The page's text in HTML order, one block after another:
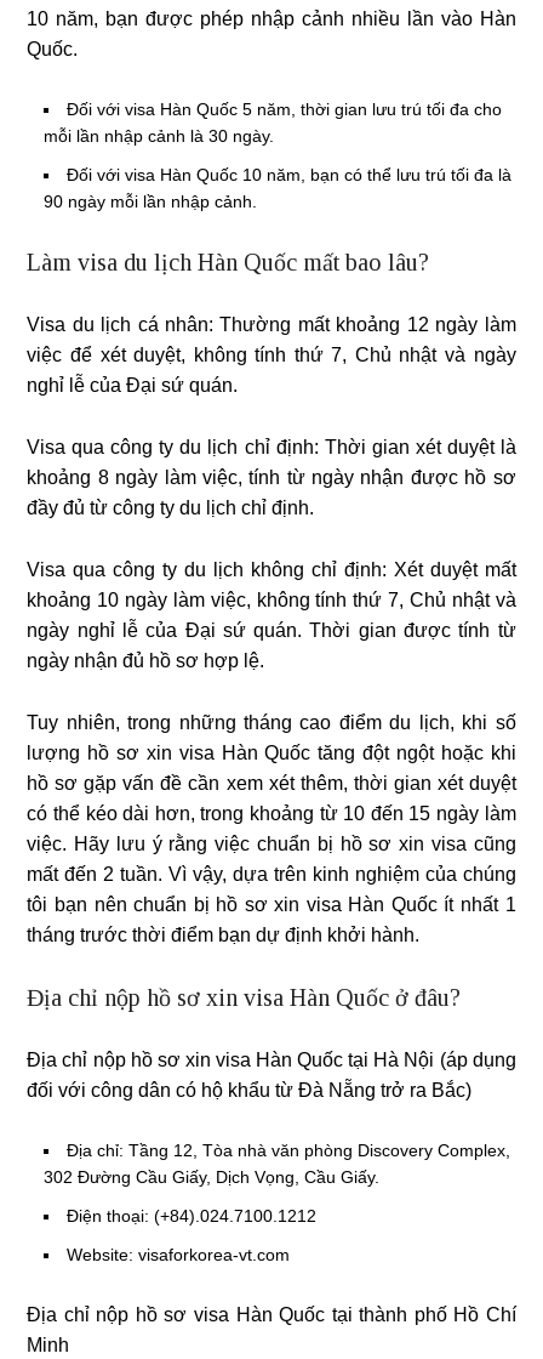
10 năm, bạn được phép nhập cảnh nhiều lần vào Hàn
Quốc.
Đối với visa Hàn Quốc 5 năm, thời gian lưu trú tối đa cho
mỗi lần nhập cảnh là 30 ngày.
Đối với visa Hàn Quốc 10 năm, bạn có thể lưu trú tối đa là
90 ngày mỗi lần nhập cảnh.
Làm visa du lịch Hàn Quốc mất bao lâu?
Visa du lịch cá nhân: Thường mất khoảng 12 ngày làm
việc để xét duyệt, không tính thứ 7, Chủ nhật và ngày
nghỉ lễ của Đại sứ quán.
Visa qua công ty du lịch chỉ định: Thời gian xét duyệt là
khoảng 8 ngày làm việc, tính từ ngày nhận được hồ sơ
đầy đủ từ công ty du lịch chỉ định.
Visa qua công ty du lịch không chỉ định: Xét duyệt mất
khoảng 10 ngày làm việc, không tính thứ 7, Chủ nhật và
ngày nghỉ lễ của Đại sứ quán. Thời gian được tính từ
ngày nhận đủ hồ sơ hợp lệ.
Tuy nhiên, trong những tháng cao điểm du lịch, khi số
lượng hồ sơ xin visa Hàn Quốc tăng đột ngột hoặc khi
hồ sơ gặp vấn đề cần xem xét thêm, thời gian xét duyệt
có thể kéo dài hơn, trong khoảng từ 10 đến 15 ngày làm
việc. Hãy lưu ý rằng việc chuẩn bị hồ sơ xin visa cũng
mất đến 2 tuần. Vì vậy, dựa trên kinh nghiệm của chúng
tôi bạn nên chuẩn bị hồ sơ xin visa Hàn Quốc ít nhất 1
tháng trước thời điểm bạn dự định khởi hành.
Địa chỉ nộp hồ sơ xin visa Hàn Quốc ở đâu?
Địa chỉ nộp hồ sơ xin visa Hàn Quốc tại Hà Nội (áp dụng
đối với công dân có hộ khẩu từ Đà Nẵng trở ra Bắc)
Địa chỉ: Tầng 12, Tòa nhà văn phòng Discovery Complex,
302 Đường Cầu Giấy, Dịch Vọng, Cầu Giấy.
Điện thoại: (+84).024.7100.1212
Website: visaforkorea-vt.com
Địa chỉ nộp hồ sơ visa Hàn Quốc tại thành phố Hồ Chí
Minh